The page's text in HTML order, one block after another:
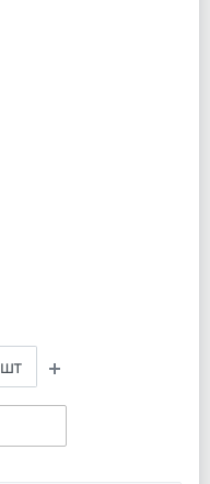
шт